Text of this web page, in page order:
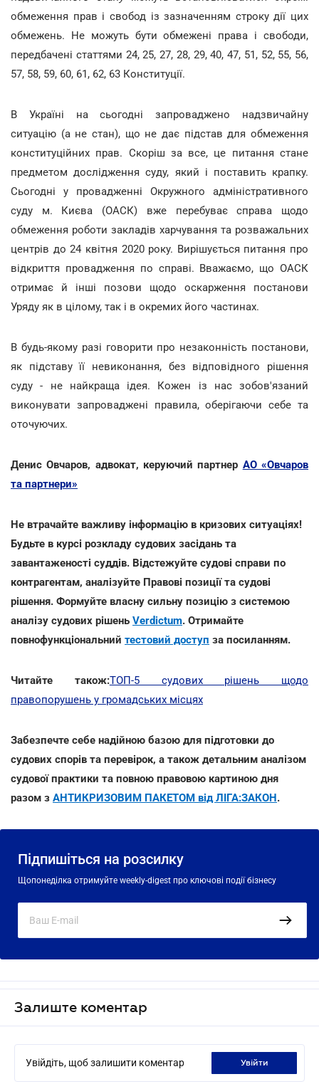
обмеження прав і свобод із зазначенням строку дії цих
обмежень. Не можуть бути обмежені права і свободи,
передбачені статтями 24, 25, 27, 28, 29, 40, 47, 51, 52, 55, 56,
57, 58, 59, 60, 61, 62, 63 Конституції.
В Україні на сьогодні запроваджено надзвичайну
ситуацію (а не стан), що не дає підстав для обмеження
конституційних прав. Скоріш за все, це питання стане
предметом дослідження суду, який і поставить крапку.
Сьогодні у провадженні Окружного адміністративного
суду м. Києва (ОАСК) вже перебуває справа щодо
обмеження роботи закладів харчування та розважальних
центрів до 24 квітня 2020 року. Вирішується питання про
відкриття провадження по справі. Вважаємо, що ОАСК
отримає й інші позови щодо оскарження постанови
Уряду як в цілому, так і в окремих його частинах.
В будь-якому разі говорити про незаконність постанови,
як підставу її невиконання, без відповідного рішення
суду - не найкраща ідея. Кожен із нас зобов'язаний
виконувати запроваджені правила, оберігаючи себе та
оточуючих.
Денис Овчаров, адвокат, керуючий партнер АО «Овчаров
та партнери»
Не втрачайте важливу інформацію в кризових ситуаціях!
Будьте в курсі розкладу судових засідань та
завантаженості суддів. Відстежуйте судові справи по
контрагентам, аналізуйте Правові позиції та судові
рішення. Формуйте власну сильну позицію з системою
аналізу судових рішень Verdictum. Отримайте
повнофункціональний тестовий доступ за посиланням.
Читайте також:ТОП-5 судових рішень щодо
правопорушень у громадських місцях
Забезпечте себе надійною базою для підготовки до
судових спорів та перевірок, а також детальним аналізом
судової практики та повною правовою картиною дня
разом з АНТИКРИЗОВИМ ПАКЕТОМ від ЛІГА:ЗАКОН.
Підпишіться на розсилку
Щопонеділка отримуйте weekly-digest про ключові події бізнесу
Залиште коментар
Увійдіть, щоб залишити коментар увійти